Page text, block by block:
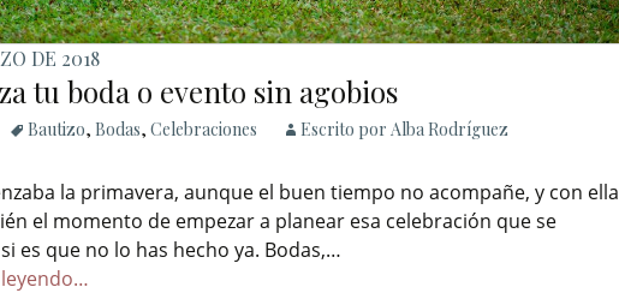
DE 2018
tu boda o evento sin agobios
Bautizo, Bodas, Celebraciones Escrito por Alba Rodríguez
la primavera, aunque el buen tiempo no acompañe, y con ella
el momento de empezar a planear esa celebración que se
es que no lo has hecho ya. Bodas,…